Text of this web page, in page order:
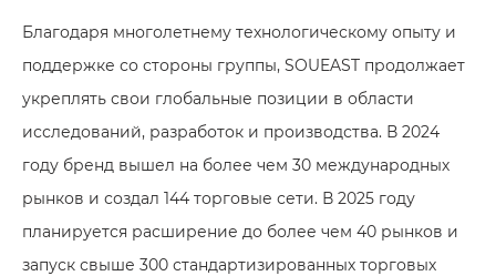
Благодаря многолетнему технологическому опыту и
поддержке со стороны группы, SOUEAST продолжает
укреплять свои глобальные позиции в области
исследований, разработок и производства. В 2024
году бренд вышел на более чем 30 международных
рынков и создал 144 торговые сети. В 2025 году
планируется расширение до более чем 40 рынков и
запуск свыше 300 стандартизированных торговых